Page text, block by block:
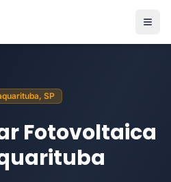
SP
Fotovoltaica